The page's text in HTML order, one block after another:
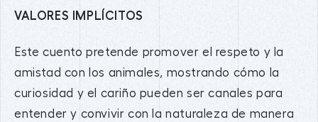
VALORES IMPLÍCITOS
Este cuento pretende promover el respeto y la
amistad con los animales, mostrando cómo la
curiosidad y el cariño pueden ser canales para
entender y convivir con la naturaleza de manera